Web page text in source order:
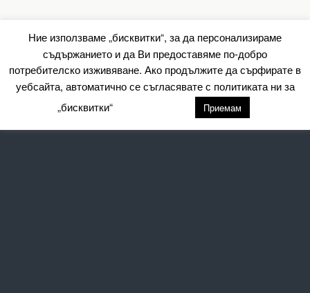
Ние използваме „бисквитки“, за да персонализираме
съдържанието и да Ви предоставяме по-добро
потребителско изживяване. Ако продължите да сърфирате в
уебсайта, автоматично се съгласявате с политиката ни за
„бисквитки“
Приемам